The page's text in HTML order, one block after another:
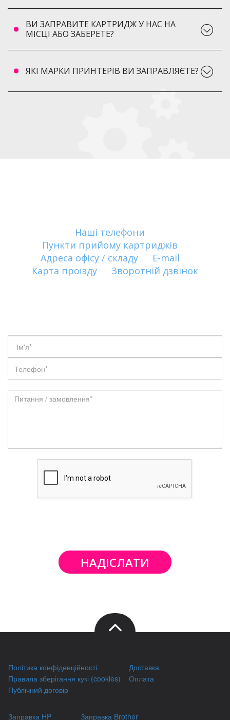
ВИ ЗАПРАВИТЕ КАРТРИДЖ У НАС НА
МІСЦІ АБО ЗАБЕРЕТЕ?
ЯКІ МАРКИ ПРИНТЕРІВ ВИ ЗАПРАВЛЯЄТЕ?
Наші телефони
Пункти прийому картриджів
Адреса офісу / складу
E-mail
Карта проїзду
Зворотній дзвінок
НАДІСЛАТИ
Політика конфіденційності
Правила зберігання кукі (cookies)
Публічний договір
Доставка
Оплата
Заправка HP Заправка Brother